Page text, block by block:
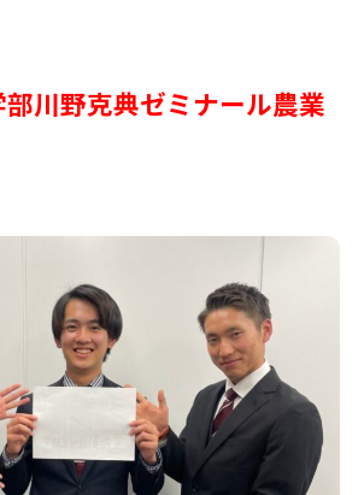
川野克典ゼミナール農業